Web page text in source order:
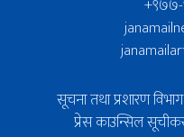
सूचना तथा प्रशारण
प्रेस काउन्सिल